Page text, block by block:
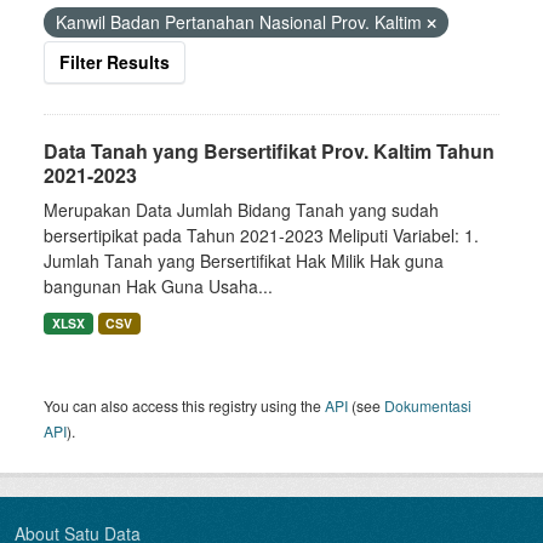
Kanwil Badan Pertanahan Nasional Prov. Kaltim
Filter Results
Data Tanah yang Bersertifikat Prov. Kaltim Tahun
2021-2023
Merupakan Data Jumlah Bidang Tanah yang sudah
bersertipikat pada Tahun 2021-2023 Meliputi Variabel: 1.
Jumlah Tanah yang Bersertifikat Hak Milik Hak guna
bangunan Hak Guna Usaha...
XLSX CSV
You can also access this registry using theAPI (see Dokumentasi
API).
About Satu Data